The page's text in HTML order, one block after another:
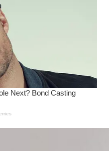
Wanita Pamer Pakaian